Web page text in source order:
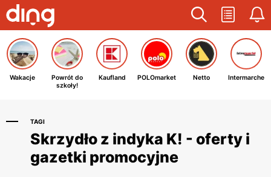
Wakacje
Powrót do
szkoły!
Kaufland POLOmarket Netto Intermarche
TAGI
Skrzydło z indyka K! - oferty i
gazetki promocyjne